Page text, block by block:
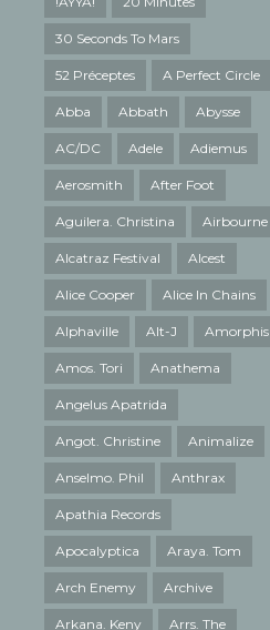
30 Seconds To Mars
52 Préceptes A Perfect Circle
Abba Abbath Abysse
AC/DC Adele Adiemus
Aerosmith After Foot
Aguilera. Christina Airbourne
Alcatraz Festival Alcest
Alice Cooper Alice In Chains
Alphaville Alt-J Amorphis
Amos. Tori Anathema
Angelus Apatrida
Angot. Christine Animalize
Anselmo. Phil Anthrax
Apathia Records
Apocalyptica Araya. Tom
Arch Enemy Archive
Arkana. Keny Arrs. The